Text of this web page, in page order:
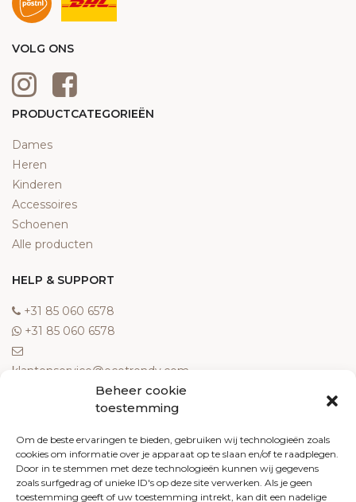
Beheer cookie
toestemming
Om de beste ervaringen te bieden, gebruiken wij technologieën zoals
cookies om informatie over je apparaat op te slaan en/of te raadplegen.
Door in te stemmen met deze technologieën kunnen wij gegevens
zoals surfgedrag of unieke ID's op deze site verwerken. Als je geen
toestemming geeft of uw toestemming intrekt, kan dit een nadelige
VOLG ONS
PRODUCTCATEGORIEËN
Dames
Heren
Kinderen
Accessoires
Schoenen
Alle producten
HELP & SUPPORT
‎+31 85 060 6578
‎+31 85 060 6578
klantenservice@ecotrendy.com
Meest gestelde vragen
Contact
Algemene voorwaarden
Retourneren